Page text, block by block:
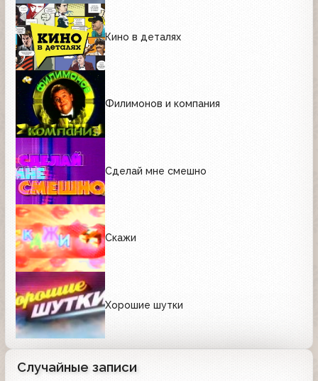
Кино в деталях
Филимонов и компания
Сделай мне смешно
Скажи
Хорошие шутки
Случайные записи